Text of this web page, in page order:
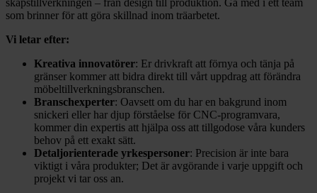
som brinner för att göra skillnad inom träarbetet.
Vi letar efter:
Kreativa innovatörer: Er drivkraft att förnya och tänja på
gränser kommer att bidra direkt till vårt uppdrag att förändra
möbeltillverkningsbranschen.
Branschexperter: Oavsett om du har en bakgrund inom
snickeri eller har djup förståelse för CNC-programvara,
kommer din expertis att hjälpa oss att tillgodose våra kunders
behov på ett exakt sätt.
Detaljorienterade yrkespersoner: Precision är inte bara
viktigt i våra produkter; Det är avgörande i varje uppgift och
projekt vi tar oss an.